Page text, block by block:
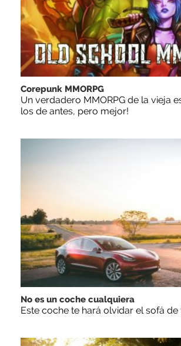
Corepunk MMORPG
Un verdadero MMORPG de la vieja
los de antes, pero mejor!
No es un coche cualquiera
Este coche te hará olvidar el sofá de